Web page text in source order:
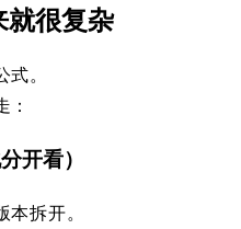
就很复杂
。
开看）
拆开。